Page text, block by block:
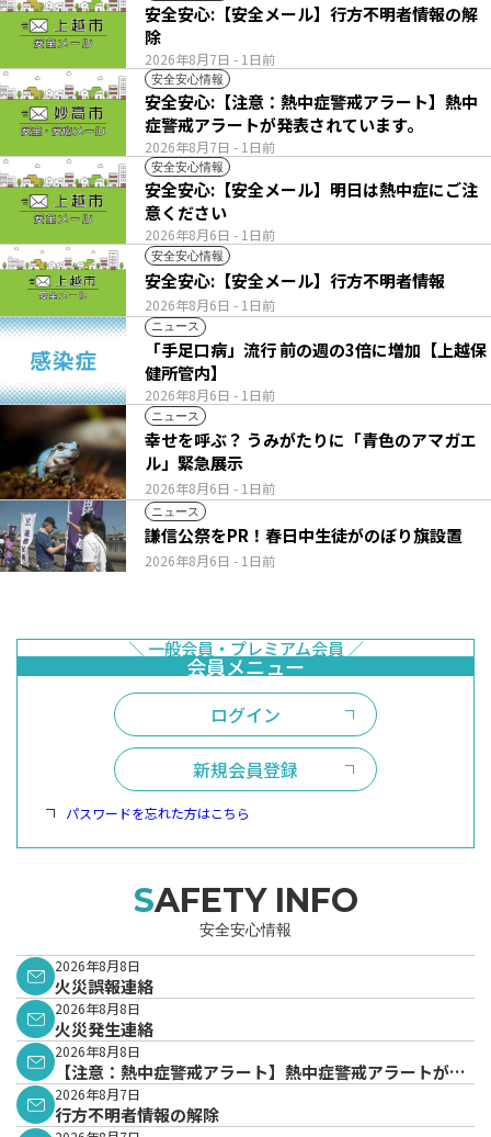
2026年8月7日 - 1日前
安全安心:【安全メール】行方不明者情報の解
除
安全安心情報
2026年8月7日 - 1日前
安全安心:【注意：熱中症警戒アラート】熱中
症警戒アラートが発表されています。
安全安心情報
2026年8月6日 - 1日前
安全安心:【安全メール】明日は熱中症にご注
意ください
安全安心情報
2026年8月6日 - 1日前
安全安心:【安全メール】行方不明者情報
ニュース
2026年8月6日 - 1日前
「手足口病」流行 前の週の3倍に増加【上越保
健所管内】
ニュース
2026年8月6日 - 1日前
幸せを呼ぶ？ うみがたりに「青色のアマガエ
ル」緊急展示
ニュース
2026年8月6日 - 1日前
謙信公祭をPR！春日中生徒がのぼり旗設置
ログイン
新規会員登録
パスワードを忘れた方はこちら
SAFETY INFO
安全安心情報
2026年8月8日
火災誤報連絡
2026年8月8日
火災発生連絡
2026年8月8日
【注意：熱中症警戒アラート】熱中症警戒アラートが発
表されています。
2026年8月7日
行方不明者情報の解除